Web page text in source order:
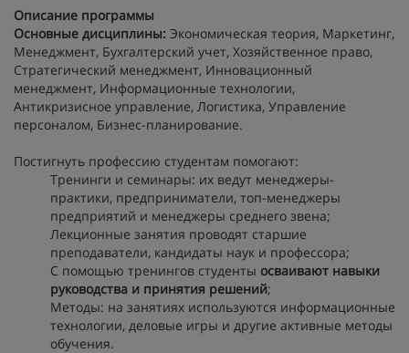
Описание программы
Основные дисциплины: Экономическая теория, Маркетинг,
Менеджмент, Бухгалтерский учет, Хозяйственное право,
Стратегический менеджмент, Инновационный
менеджмент, Информационные технологии,
Антикризисное управление, Логистика, Управление
персоналом, Бизнес-планирование.
Постигнуть профессию студентам помогают:
Тренинги и семинары: их ведут менеджеры-
практики, предприниматели, топ-менеджеры
предприятий и менеджеры среднего звена;
Лекционные занятия проводят старшие
преподаватели, кандидаты наук и профессора;
С помощью тренингов студенты осваивают навыки
руководства и принятия решений;
Методы: на занятиях используются информационные
технологии, деловые игры и другие активные методы
обучения.